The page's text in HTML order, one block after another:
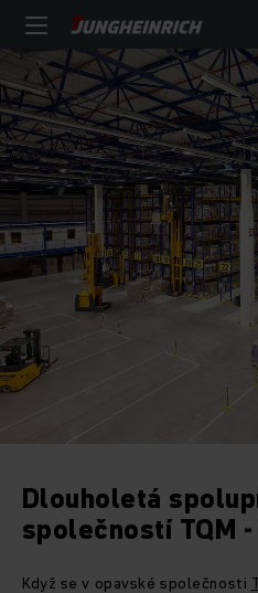
Dlouholetá
společností TQM
Když se v opavské společnosti